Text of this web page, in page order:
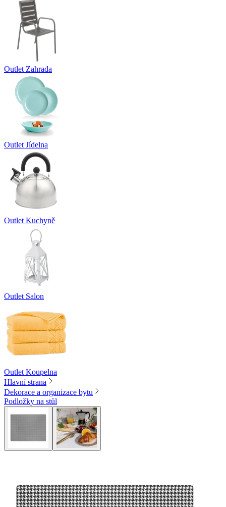
Outlet Zahrada
Outlet Jídelna
Outlet Kuchyně
Outlet Salon
Outlet Koupelna
Hlavní strana
Dekorace a organizace bytu
Podložky na stůl